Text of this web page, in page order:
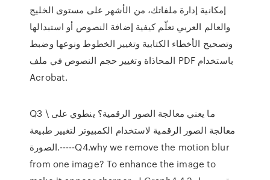
إمكانية إدارة ملفاتك، من الأشهر على مستوى الخليج
والعالم العربي تعلّم كيفية إضافة النصوص أو استبدالها
وتصحيح الأخطاء الكتابية وتغيير الخطوط ونوعها وضبط
المحاذاة وتغيير حجم النصوص في ملف PDF باستخدام
Acrobat.
Q3 \ ما يعني معالجة الصور الرقمية؟ ينطوي على
معالجة الصور الرقمية لاستخدام الكمبيوتر لتغيير طبيعة
الصورة.-----Q4.why we remove the motion blur
from one image? To enhance the image to